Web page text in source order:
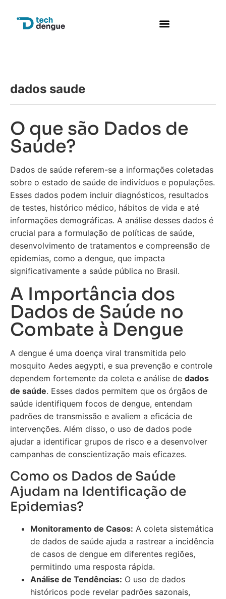
dados saude
O que são Dados de
Saúde?
Dados de saúde referem-se a informações coletadas
sobre o estado de saúde de indivíduos e populações.
Esses dados podem incluir diagnósticos, resultados
de testes, histórico médico, hábitos de vida e até
informações demográficas. A análise desses dados é
crucial para a formulação de políticas de saúde,
desenvolvimento de tratamentos e compreensão de
epidemias, como a dengue, que impacta
significativamente a saúde pública no Brasil.
A Importância dos
Dados de Saúde no
Combate à Dengue
A dengue é uma doença viral transmitida pelo
mosquito Aedes aegypti, e sua prevenção e controle
dependem fortemente da coleta e análise de dados
de saúde. Esses dados permitem que os órgãos de
saúde identifiquem focos de dengue, entendam
padrões de transmissão e avaliem a eficácia de
intervenções. Além disso, o uso de dados pode
ajudar a identificar grupos de risco e a desenvolver
campanhas de conscientização mais eficazes.
Como os Dados de Saúde
Ajudam na Identificação de
Epidemias?
Monitoramento de Casos: A coleta sistemática
de dados de saúde ajuda a rastrear a incidência
de casos de dengue em diferentes regiões,
permitindo uma resposta rápida.
Análise de Tendências: O uso de dados
históricos pode revelar padrões sazonais,